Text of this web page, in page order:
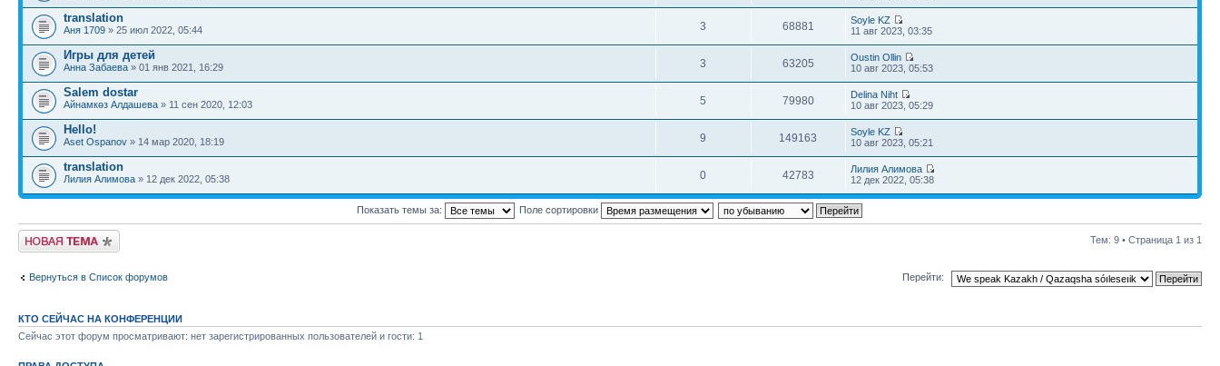
translation
Аня 1709 » 25 июл 2022, 05:44 3 68881
Soyle KZ
11 авг 2023, 03:35
Игры для детей
Анна Забаева » 01 янв 2021, 16:29 3 63205
Oustin Ollin
10 авг 2023, 05:53
Salem dostar
Айнамкөз Алдашева » 11 сен 2020, 12:03 5 79980
Delina Niht
10 авг 2023, 05:29
Hello!
Aset Ospanov » 14 мар 2020, 18:19 9 149163
Soyle KZ
10 авг 2023, 05:21
translation
Лилия Алимова » 12 дек 2022, 05:38 0 42783
Лилия Алимова
12 дек 2022, 05:38
Показать темы за: Поле сортировки
Новая тема Тем: 9 • Страница 1 из 1
Вернуться в Список форумов Перейти:
КТО СЕЙЧАС НА КОНФЕРЕНЦИИ
Сейчас этот форум просматривают: нет зарегистрированных пользователей и гости: 1